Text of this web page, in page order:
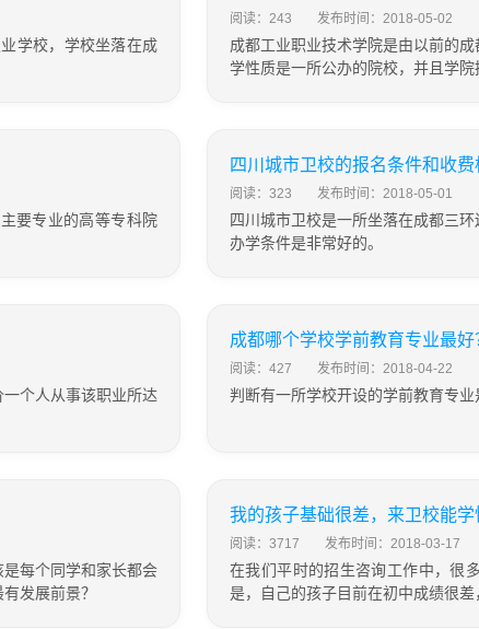
学校，学校坐落在成
阅读：243 发布时间：2018-05-02
成都工业职业技术学院是由以前的
学性质是一所公办的院校，并且学院
要专业的高等专科院
四川城市卫校的报名条件和收
阅读：323 发布时间：2018-05-01
四川城市卫校是一所坐落在成都三
办学条件是非常好的。
个人从事该职业所达
成都哪个学校学前教育专业最好
阅读：427 发布时间：2018-04-22
判断有一所学校开设的学前教育专业
每个同学和家长都会
发展前景？
我的孩子基础很差，来卫校能学
阅读：3717 发布时间：2018-03-17
在我们平时的招生咨询工作中，很
是，自己的孩子目前在初中成绩很